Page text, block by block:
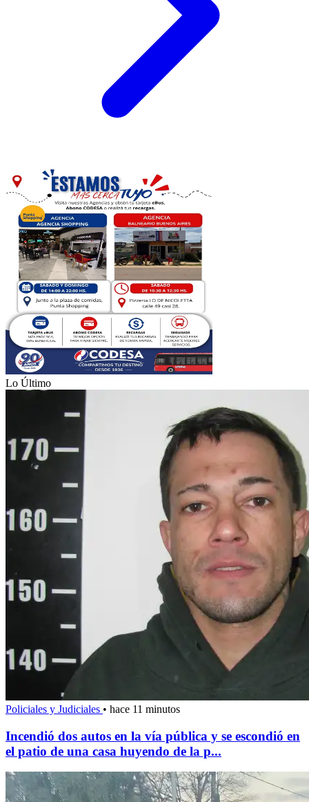
Lo Último
Policiales y Judiciales • hace 11 minutos
Incendió dos autos en la vía pública y se escondió en
el patio de una casa huyendo de la p...